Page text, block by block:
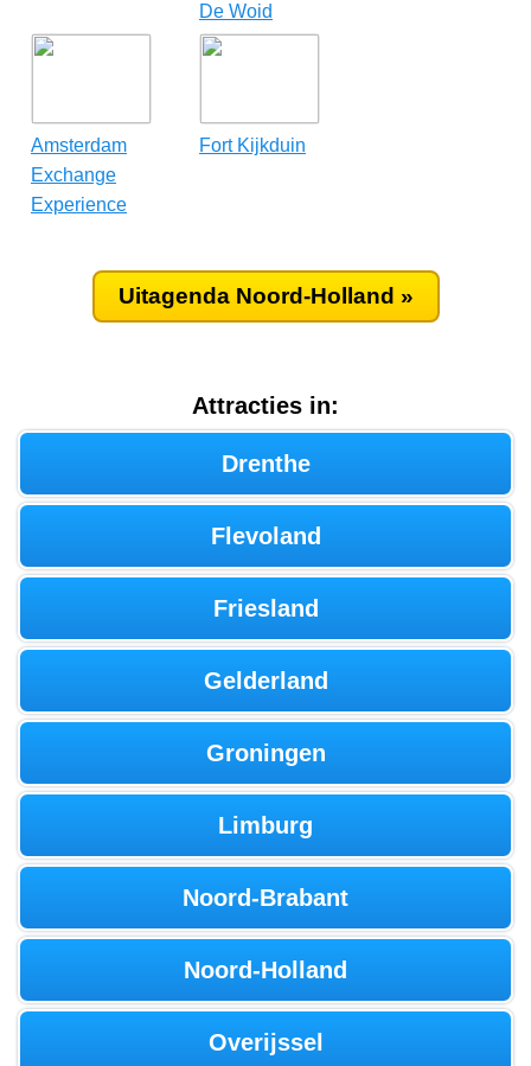
De Woid
Amsterdam
Exchange
Experience
Fort Kijkduin
Uitagenda Noord-Holland »
Attracties in:
Drenthe
Flevoland
Friesland
Gelderland
Groningen
Limburg
Noord-Brabant
Noord-Holland
Overijssel